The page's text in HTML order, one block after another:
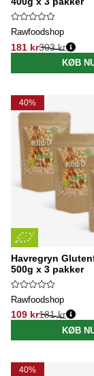
Rawfoodshop
181 kr
Normalpris:
303 kr
KØB
40%
Havregryn
500g x 3 pakker
Rawfoodshop
109 kr
Normalpris:
181 kr
KØB
40%